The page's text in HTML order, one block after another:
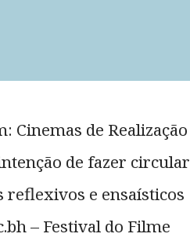
Cinemas de Realização
de fazer circular
e ensaísticos
– Festival do Filme